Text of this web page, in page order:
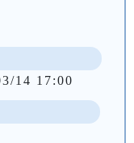
14 17:00